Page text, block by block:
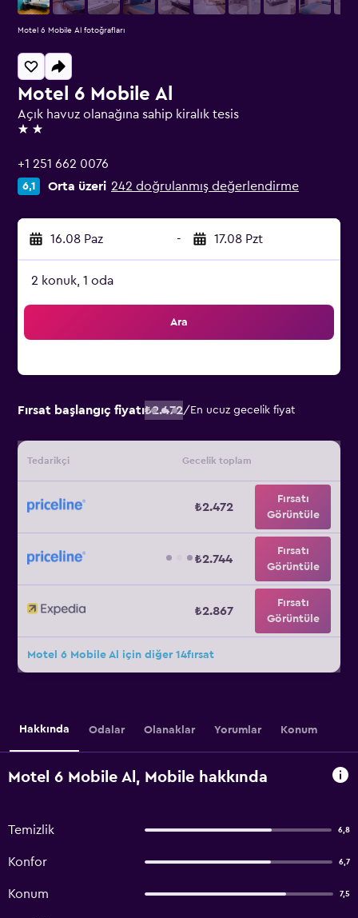
Motel 6 Mobile Al
Açık havuz olanağına sahip kiralık tesis
2 yıldız
+1 251 662 0076
6,1 Orta üzeri 242 doğrulanmış değerlendirme
16.08 Paz - 17.08 Pzt
2 konuk, 1 oda
Ara
Fırsat başlangıç fiyatı₺2.472/ En ucuz gecelik fiyat
Tedarikçi Gecelik toplam
₺2.472
Fırsatı
Görüntüle
₺2.744
Fırsatı
Görüntüle
₺2.867
Fırsatı
Görüntüle
Motel 6 Mobile Al için diğer 14fırsat
Motel 6 Mobile Al fotoğrafları
Hakkında Odalar Olanaklar Yorumlar Konum
Motel 6 Mobile Al, Mobile hakkında
Temizlik 6,8
Konfor 6,7
Konum 7,5